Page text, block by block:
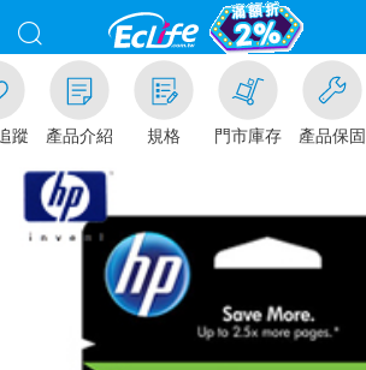
蹤 產品介紹 規格 門市庫存 產品保固